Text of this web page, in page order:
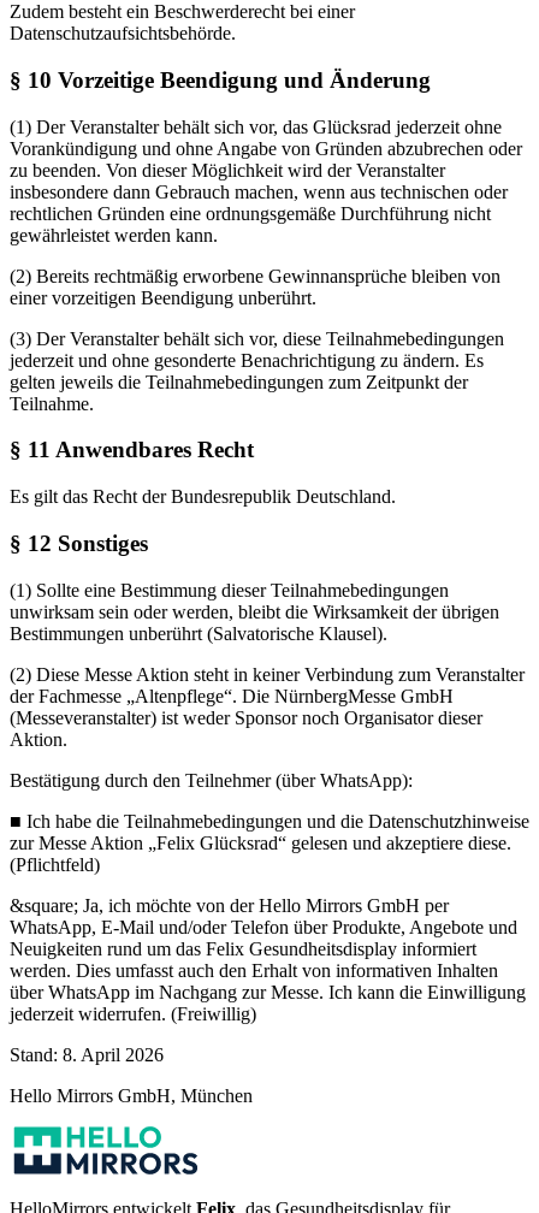
Zudem besteht ein Beschwerderecht bei einer
Datenschutzaufsichtsbehörde.
§ 10 Vorzeitige Beendigung und Änderung
(1) Der Veranstalter behält sich vor, das Glücksrad jederzeit ohne
Vorankündigung und ohne Angabe von Gründen abzubrechen oder
zu beenden. Von dieser Möglichkeit wird der Veranstalter
insbesondere dann Gebrauch machen, wenn aus technischen oder
rechtlichen Gründen eine ordnungsgemäße Durchführung nicht
gewährleistet werden kann.
(2) Bereits rechtmäßig erworbene Gewinnansprüche bleiben von
einer vorzeitigen Beendigung unberührt.
(3) Der Veranstalter behält sich vor, diese Teilnahmebedingungen
jederzeit und ohne gesonderte Benachrichtigung zu ändern. Es
gelten jeweils die Teilnahmebedingungen zum Zeitpunkt der
Teilnahme.
§ 11 Anwendbares Recht
Es gilt das Recht der Bundesrepublik Deutschland.
§ 12 Sonstiges
(1) Sollte eine Bestimmung dieser Teilnahmebedingungen
unwirksam sein oder werden, bleibt die Wirksamkeit der übrigen
Bestimmungen unberührt (Salvatorische Klausel).
(2) Diese Messe Aktion steht in keiner Verbindung zum Veranstalter
der Fachmesse „Altenpflege“. Die NürnbergMesse GmbH
(Messeveranstalter) ist weder Sponsor noch Organisator dieser
Aktion.
Bestätigung durch den Teilnehmer (über WhatsApp):
■ Ich habe die Teilnahmebedingungen und die Datenschutzhinweise
zur Messe Aktion „Felix Glücksrad“ gelesen und akzeptiere diese.
(Pflichtfeld)
&square; Ja, ich möchte von der Hello Mirrors GmbH per
WhatsApp, E-Mail und/oder Telefon über Produkte, Angebote und
Neuigkeiten rund um das Felix Gesundheitsdisplay informiert
werden. Dies umfasst auch den Erhalt von informativen Inhalten
über WhatsApp im Nachgang zur Messe. Ich kann die Einwilligung
jederzeit widerrufen. (Freiwillig)
Stand: 8. April 2026
Hello Mirrors GmbH, München
HelloMirrors entwickelt Felix , das Gesundheitsdisplay für